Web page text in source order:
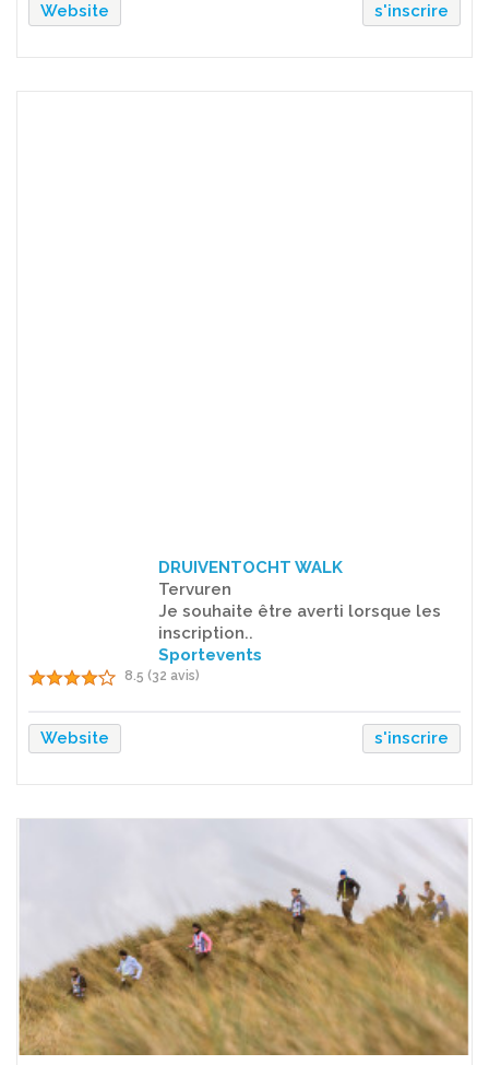
Website s'inscrire
DRUIVENTOCHT WALK
Tervuren
Je souhaite être averti lorsque les
inscription..
Sportevents
8.5 (32 avis)
Website s'inscrire